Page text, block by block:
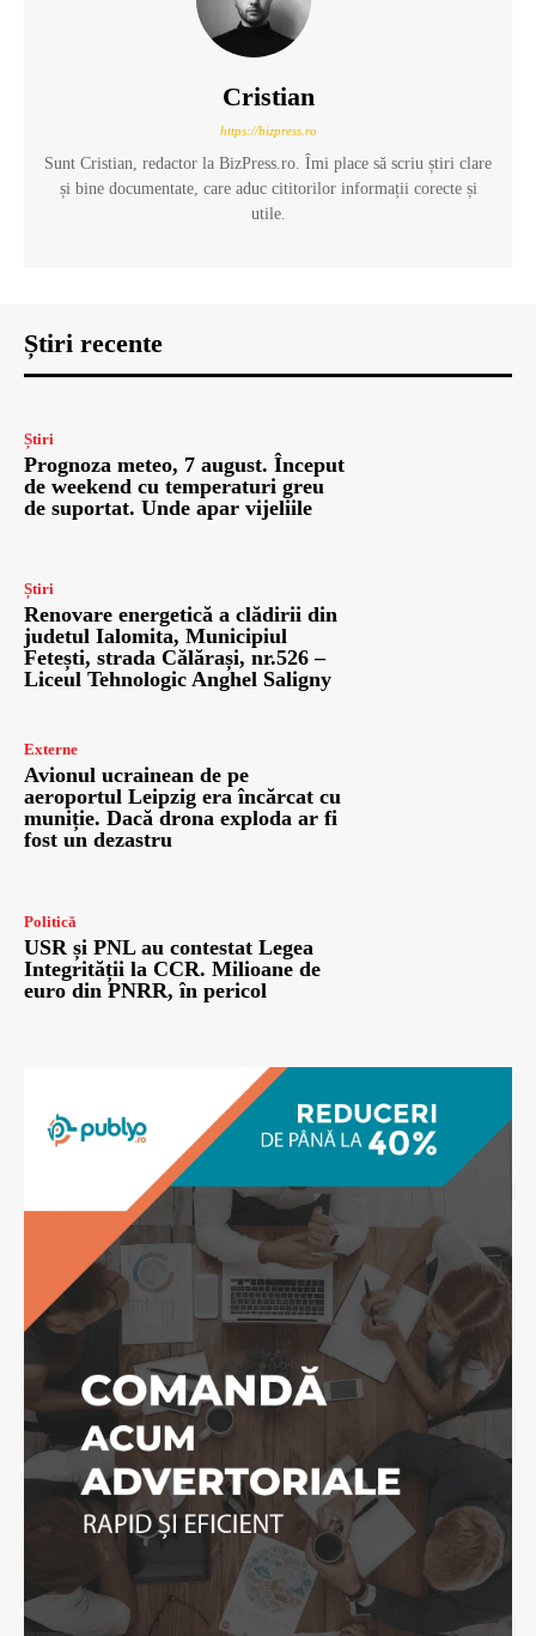
Cristian
https://bizpress.ro
Sunt Cristian, redactor la BizPress.ro. Îmi place să scriu știri clare
și bine documentate, care aduc cititorilor informații corecte și
utile.
Știri recente
Știri
Prognoza meteo, 7 august. Început
de weekend cu temperaturi greu
de suportat. Unde apar vijeliile
Știri
Renovare energetică a clădirii din
judetul Ialomita, Municipiul
Fetești, strada Călărași, nr.526 –
Liceul Tehnologic Anghel Saligny
Externe
Avionul ucrainean de pe
aeroportul Leipzig era încărcat cu
muniție. Dacă drona exploda ar fi
fost un dezastru
Politică
USR și PNL au contestat Legea
Integrității la CCR. Milioane de
euro din PNRR, în pericol